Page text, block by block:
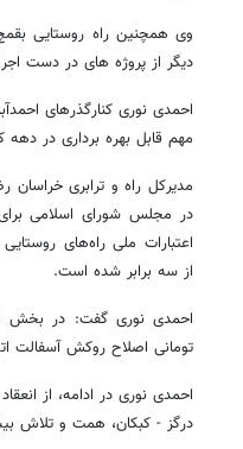
وی همچنین راه روستایی
دیگر از پروژه های در دست
احمدی نوری کنارگذرهای
مهم قابل بهره برداری در دهه
مدیرکل راه و ترابری
در مجلس شورای اسلامی برای
از سه برابر شده است.
تومانی اصلاح روکش آسفالت
احمدی نوری در ادامه، از
درگز - کبکان، همت و تلاش